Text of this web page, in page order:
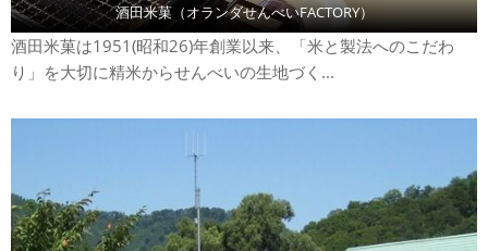
酒田米菓（オランダせんべいFACTORY）
酒田米菓は1951(昭和26)年創業以来、「米と製法へのこだわ
り」を大切に精米からせんべいの生地づく...